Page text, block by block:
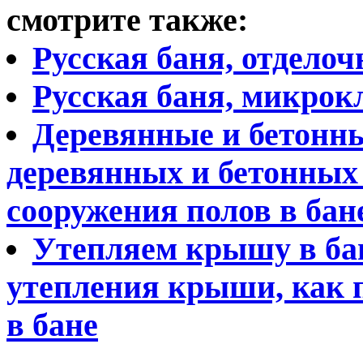
смотрите также:
Русская баня,
Русская баня,
Деревянные и
деревянных и
сооружения полов в
Утепляем крышу в
утепления крыши, как
в бане